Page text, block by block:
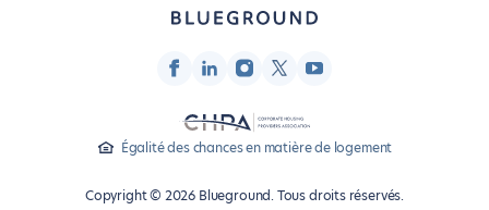
Égalité des chances en matière de logement
Copyright © 2026 Blueground. Tous droits réservés.